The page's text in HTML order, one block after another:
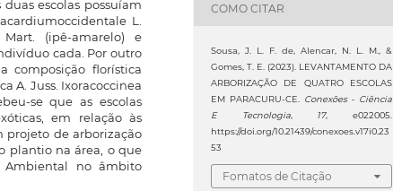
escolas possuíam
L.
(ipê-amarelo) e
cada. Por outro
composição florística
A. Juss. Ixoracoccinea
se que as escolas
em relação às
projeto de arborização
plantio na área, o que
Ambiental no âmbito
COMO CITAR
Sousa, J. L. F. de, Alencar, N. L. M., &
Gomes, T. E. (2023). LEVANTAMENTO DA
ARBORIZAÇÃO DE QUATRO ESCOLAS
EM PARACURU-CE.
Conexões - Ciência
E Tecnologia, 17, e022005.
https://doi.org/10.21439/conexoes.v17i0.23
53
Fomatos de Citação